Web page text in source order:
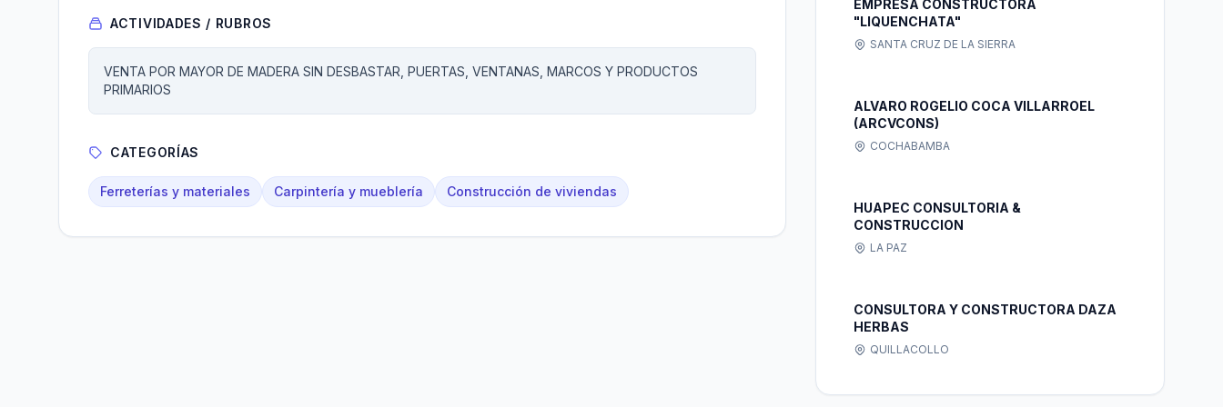
ACTIVIDADES / RUBROS
VENTA POR MAYOR DE MADERA SIN DESBASTAR, PUERTAS, VENTANAS, MARCOS Y PRODUCTOS
PRIMARIOS
CATEGORÍAS
Ferreterías y materiales Carpintería y mueblería Construcción de viviendas
EMPRESA CONSTRUCTORA
"LIQUENCHATA"
SANTA CRUZ DE LA SIERRA
ALVARO ROGELIO COCA VILLARROEL
(ARCVCONS)
COCHABAMBA
HUAPEC CONSULTORIA &
CONSTRUCCION
LA PAZ
CONSULTORA Y CONSTRUCTORA DAZA
HERBAS
QUILLACOLLO